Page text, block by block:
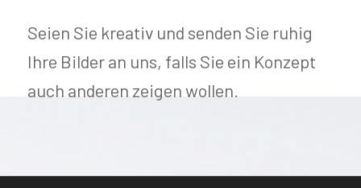
Seien Sie kreativ und senden Sie ruhig
Ihre Bilder an uns, falls Sie ein Konzept
auch anderen zeigen wollen.